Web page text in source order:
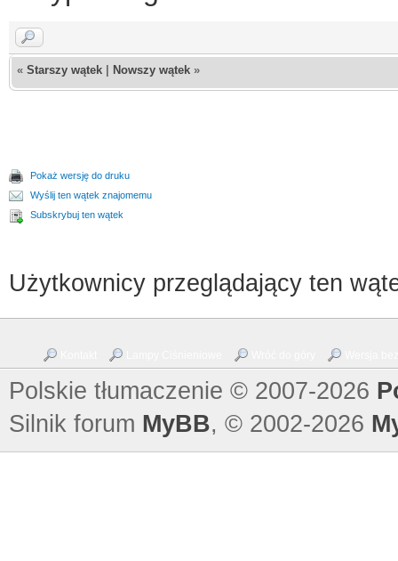
« Starszy wątek Nowszy wątek »
Pokaż wersję do druku
Wyślij ten wątek znajomemu
Subskrybuj ten wątek
Użytkownicy przeglądający ten
Polskie tłumaczenie © 2007-2026
Silnik forum MyBB, © 2002-2026